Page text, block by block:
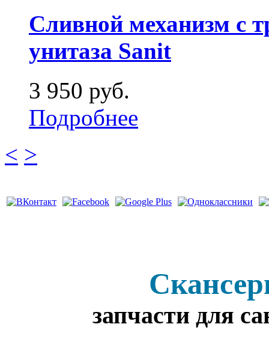
Сливной механизм с
унитаза Sanit
3 950 руб.
Подробнее
< >
запчасти для